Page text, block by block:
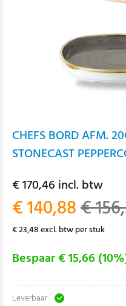
CHEFS BORD AFM.
STONECAST
€ 170,46 incl. btw
€ 140,88€
€ 23,48 excl. btw per stuk
Bespaar € 15,66
Leverbaar: